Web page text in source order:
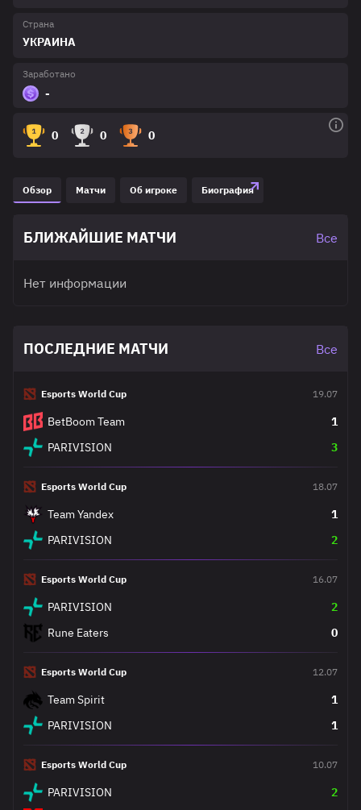
Страна
УКРАИНА
Заработано
-
0 0 0
Обзор Матчи Об игроке Биография
БЛИЖАЙШИЕ МАТЧИ Все
Нет информации
ПОСЛЕДНИЕ МАТЧИ Все
Esports World Cup 19.07
BetBoom Team
1
PARIVISION
3
Esports World Cup 18.07
Team Yandex
1
PARIVISION
2
Esports World Cup 16.07
PARIVISION
2
Rune Eaters
0
Esports World Cup 12.07
Team Spirit
1
PARIVISION
1
Esports World Cup 10.07
PARIVISION
2